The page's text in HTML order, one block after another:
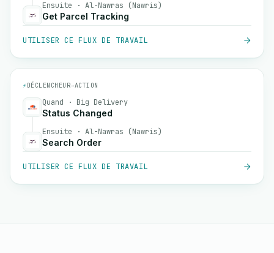
Ensuite · Al-Nawras (Nawris)
Get Parcel Tracking
UTILISER CE FLUX DE TRAVAIL
⚡ DÉCLENCHEUR→ACTION
Quand · Big Delivery
Status Changed
Ensuite · Al-Nawras (Nawris)
Search Order
UTILISER CE FLUX DE TRAVAIL